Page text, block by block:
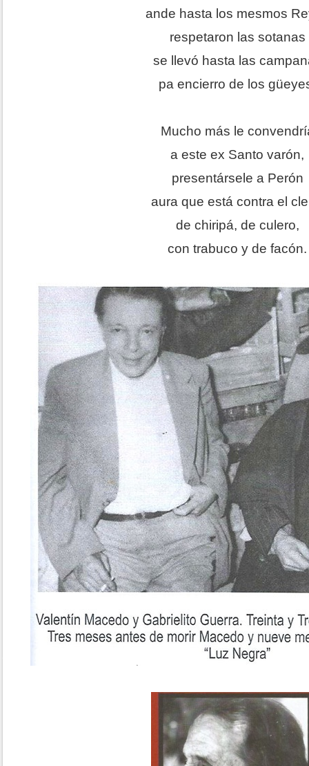
ande hasta los mesmos
respetaron las sotanas
se llevó hasta las
pa encierro de los
Mucho más le
a este ex Santo varón,
presentársele a Perón
aura que está contra el
de chiripá, de culero,
con trabuco y de facón.